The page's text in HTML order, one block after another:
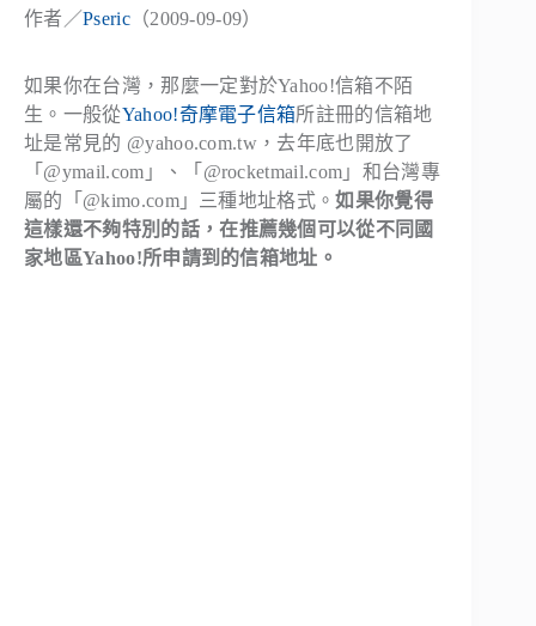
作者／Pseric（2009-09-09）
如果你在台灣，那麼一定對於Yahoo!信箱不陌
生。一般從Yahoo!奇摩電子信箱所註冊的信箱地
址是常見的 @yahoo.com.tw ，去年底也開放了
「 @ymail.com 」、「 @rocketmail.com 」和台灣專
屬的「 @kimo.com」三種地址格式。如果你覺得
這樣還不夠特別的話，在推薦幾個可以從不同國
家地區Yahoo!所申請到的信箱地址。